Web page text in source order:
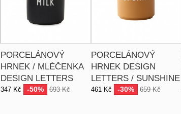
PORCELÁNOVÝ
HRNEK / MLÉČENKA
DESIGN LETTERS
347 Kč -50% 693 Kč
PORCELÁNOVÝ
HRNEK DESIGN
LETTERS / SUNSHINE
461 Kč -30% 659 Kč